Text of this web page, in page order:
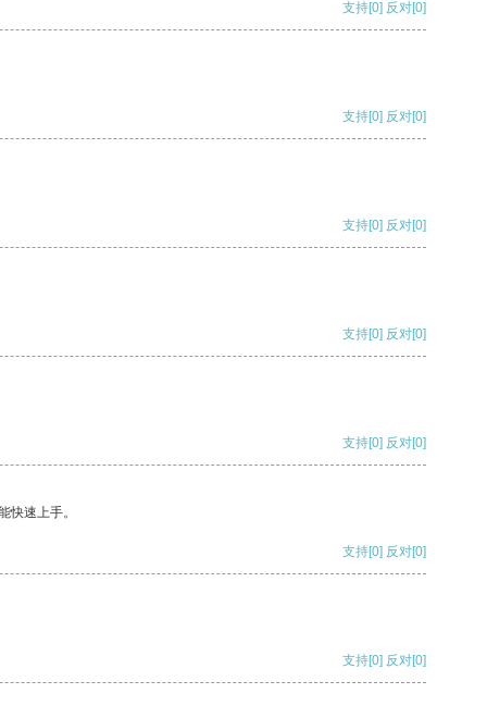
支持[0] 反对[0]
支持[0] 反对[0]
支持[0] 反对[0]
支持[0] 反对[0]
支持[0] 反对[0]
快速上手。
支持[0] 反对[0]
支持[0] 反对[0]